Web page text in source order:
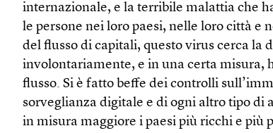
internazionale, e la terribile malattia che
le persone nei loro paesi, nelle loro città e
del flusso di capitali, questo virus cerca la
involontariamente, e in una certa misura,
flusso. Si è fatto beffe dei controlli
sorveglianza digitale e di ogni altro tipo di
in misura maggiore i paesi più ricchi e più